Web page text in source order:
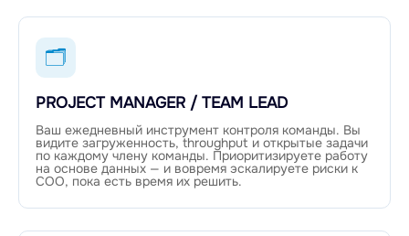
🗂
PROJECT MANAGER / TEAM LEAD
Ваш ежедневный инструмент контроля команды. Вы
видите загруженность, throughput и открытые задачи
по каждому члену команды. Приоритизируете работу
на основе данных — и вовремя эскалируете риски к
COO, пока есть время их решить.